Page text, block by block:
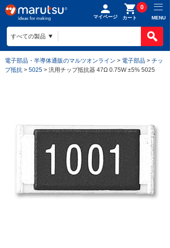
マイページ カート
0
MENU
電子部品・半導体通販のマルツオンライン > 電子部品 > チッ
プ抵抗 > 5025 > 汎用チップ抵抗器 47Ω 0.75W ±5% 5025